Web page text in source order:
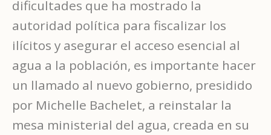
dificultades que ha mostrado la
autoridad política para fiscalizar los
ilícitos y asegurar el acceso esencial al
agua a la población, es importante hacer
un llamado al nuevo gobierno, presidido
por Michelle Bachelet, a reinstalar la
mesa ministerial del agua, creada en su